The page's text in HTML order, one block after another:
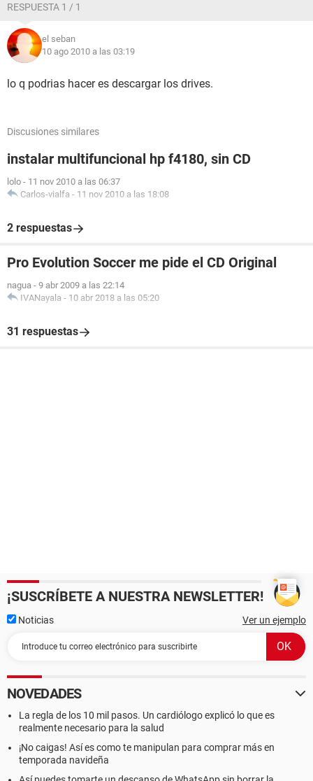
RESPUESTA 1 / 1
el seban
10 ago 2010 a las 03:19
lo q podrias hacer es descargar los drives.
Discusiones similares
instalar multifuncional hp f4180, sin CD
lolo - 11 nov 2010 a las 06:37
Carlos-vialfa - 11 nov 2010 a las 18:08
2 respuestas
Pro Evolution Soccer me pide el CD Original
nagua - 9 abr 2009 a las 22:14
IVANayala - 10 abr 2018 a las 05:20
31 respuestas
¡SUSCRÍBETE A NUESTRA NEWSLETTER!
Noticias Ver un ejemplo
NOVEDADES
La regla de los 10 mil pasos. Un cardiólogo explicó lo que es
realmente necesario para la salud
¡No caigas! Así es como te manipulan para comprar más en
temporada navideña